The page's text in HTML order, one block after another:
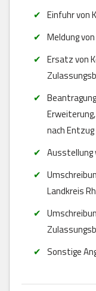
Einfuhr von
Meldung
Ersatz von
nach Entzug
Ausstellung
Landkreis
Sonstige